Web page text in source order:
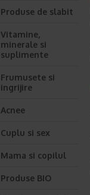
Produse de slabit
Vitamine,
minerale si
suplimente
Frumusete si
ingrijire
Acnee
Cuplu si sex
Mama si copilul
Produse BIO